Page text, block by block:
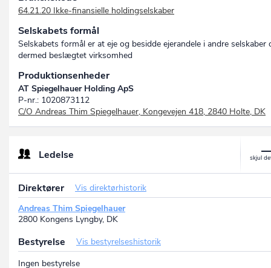
64.21.20 Ikke-finansielle holdingselskaber
Selskabets formål
Selskabets formål er at eje og besidde ejerandele i andre selskaber
dermed beslægtet virksomhed
Produktionsenheder
AT Spiegelhauer Holding ApS
P-nr.: 1020873112
C/O Andreas Thim Spiegelhauer, Kongevejen 418, 2840 Holte, DK
Ledelse
Direktører
Vis direktørhistorik
Andreas Thim Spiegelhauer
2800 Kongens Lyngby, DK
Bestyrelse
Vis bestyrelseshistorik
Ingen bestyrelse